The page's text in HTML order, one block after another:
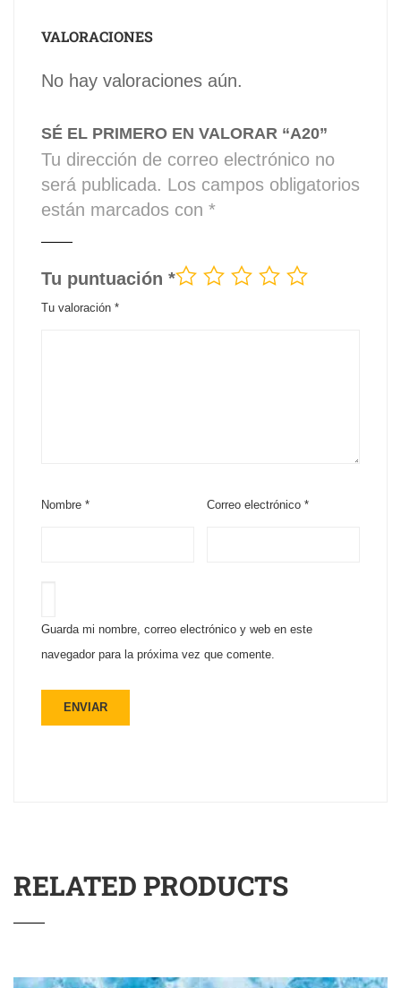
VALORACIONES
No hay valoraciones aún.
SÉ EL PRIMERO EN VALORAR “A20”
Tu dirección de correo electrónico no
será publicada. Los campos obligatorios
están marcados con *
Tu puntuación *
Tu valoración *
Nombre * Correo electrónico*
Guarda mi nombre, correo electrónico y web en este
navegador para la próxima vez que comente.
RELATED PRODUCTS